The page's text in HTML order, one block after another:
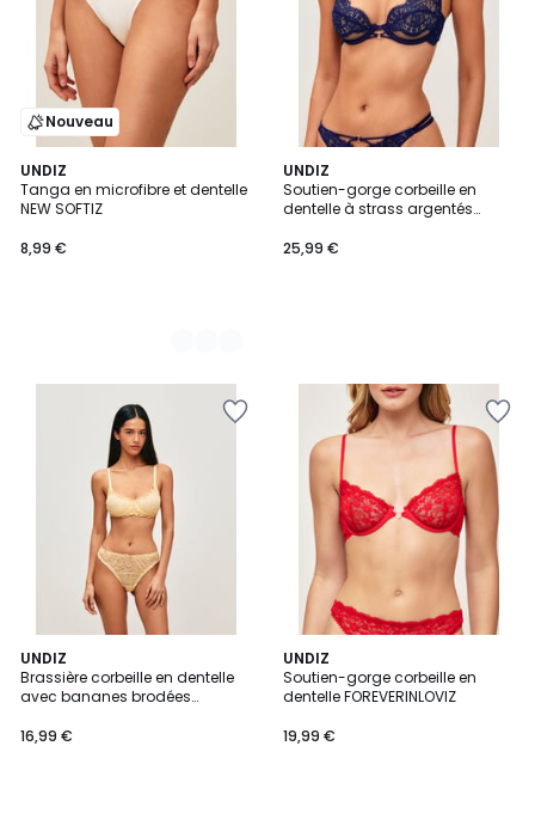
Nouveau
UNDIZ
Tanga en microfibre et dentelle
NEW SOFTIZ
8,99 €
2
Couleurs
UNDIZ
Soutien-gorge corbeille en
dentelle à strass argentés
25,99 €
UNDIZ
Brassière corbeille en dentelle
avec bananes brodées
16,99 €
UNDIZ
Soutien-gorge corbeille en
dentelle FOREVERINLOVIZ
19,99 €
2
Couleurs